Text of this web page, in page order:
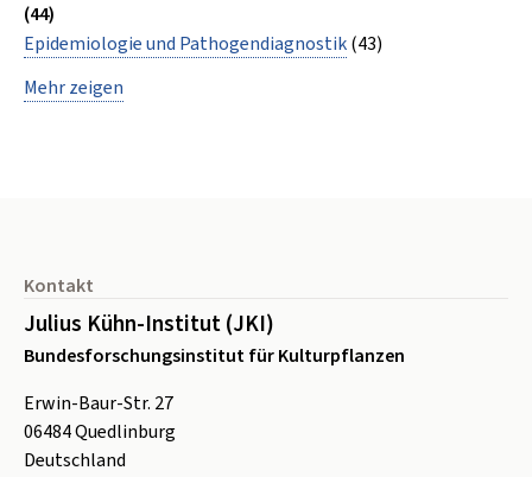
(44)
Epidemiologie und Pathogendiagnostik(43)
Mehr zeigen
Kontakt
Julius Kühn-Institut (JKI)
Bundesforschungsinstitut für Kulturpflanzen
Erwin-Baur-Str. 27
06484Quedlinburg
Deutschland